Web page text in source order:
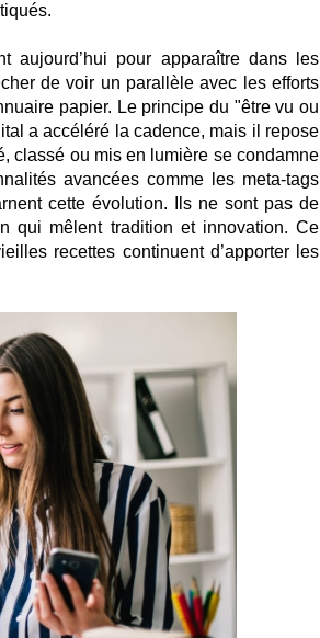
aujourd’hui pour apparaître dans les
de voir un parallèle avec les efforts
papier. Le principe du "être vu ou
a accéléré la cadence, mais il repose
classé ou mis en lumière se condamne
avancées comme les meta-tags
cette évolution. Ils ne sont pas de
qui mêlent tradition et innovation. Ce
recettes continuent d’apporter les